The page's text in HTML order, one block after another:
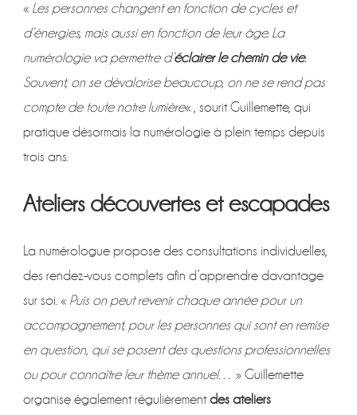
« Les personnes changent en fonction de cycles et
d’énergies, mais aussi en fonction de leur âge. La
numérologie va permettre d’éclairer le chemin de vie.
Souvent, on se dévalorise beaucoup, on ne se rend pas
compte de toute notre lumière« , sourit Guillemette, qui
pratique désormais la numérologie à plein temps depuis
trois ans.
Ateliers découvertes et escapades
La numérologue propose des consultations individuelles,
des rendez-vous complets afin d’apprendre davantage
sur soi. « Puis on peut revenir chaque année pour un
accompagnement, pour les personnes qui sont en remise
en question, qui se posent des questions professionnelles
ou pour connaître leur thème annuel… » Guillemette
organise également régulièrement des ateliers